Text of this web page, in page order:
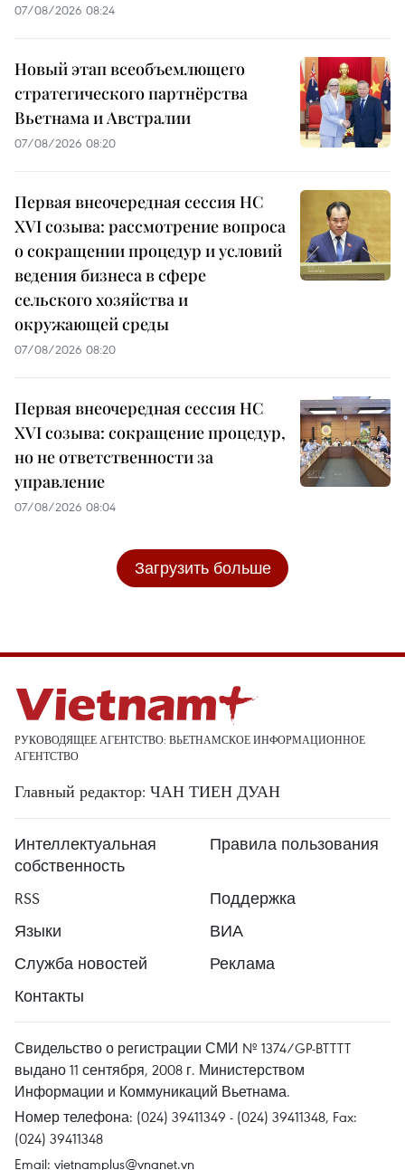
07/08/2026 08:24
Новый этап всеобъемлющего
стратегического партнёрства
Вьетнама и Австралии
07/08/2026 08:20
Первая внеочередная сессия НС
XVI созыва: рассмотрение вопроса
о сокращении процедур и условий
ведения бизнеса в сфере
сельского хозяйства и
окружающей среды
07/08/2026 08:20
Первая внеочередная сессия НС
XVI созыва: сокращение процедур,
но не ответственности за
управление
07/08/2026 08:04
Загрузить больше
РУКОВОДЯЩЕЕ АГЕНТСТВО: ВЬЕТНАМСКОЕ ИНФОРМАЦИОННОЕ
АГЕНТСТВО
Главный редактор: ЧАН ТИЕН ДУАН
Интеллектуальная
собственность
Правила пользования
RSS
Поддержка
Языки
ВИА
Служба новостей
Реклама
Контакты
Свидельство о регистрации СМИ № 1374/GP-BTTTT
выдано 11 сентября, 2008 г. Министерством
Информации и Коммуникаций Вьетнама.
Номер телефона: (024) 39411349 - (024) 39411348, Fax:
(024) 39411348
Email: vietnamplus@vnanet.vn